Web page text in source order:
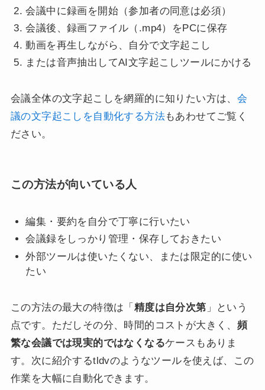
会議中に録画を開始（参加者の同意は必須）
会議後、録画ファイル（.mp4）をPCに保存
動画を再生しながら、自分で文字起こし
または音声抽出してAI文字起こしツールにかける
会議全体の文字起こしを網羅的に知りたい方は、 会
議の文字起こしを自動化する方法もあわせてご覧く
ださい。
この方法が向いている人
編集・要約を自分で丁寧に行いたい
会議録をしっかり管理・保存しておきたい
外部ツールは使いたくない、または限定的に使い
たい
この方法の最大の特徴は「 精度は自分次第 」という
点です。ただしその分、時間的コストが大きく、 頻
繁な会議では現実的ではなくなるケースもありま
す。次に紹介するtldvのようなツールを使えば、この
作業を大幅に自動化できます。